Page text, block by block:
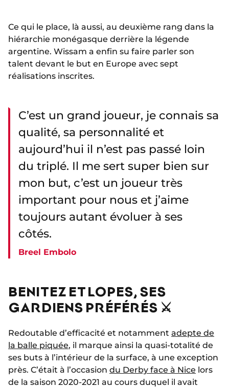
Ce qui le place, là aussi, au deuxième rang dans la
hiérarchie monégasque derrière la légende
argentine. Wissam a enfin su faire parler son
talent devant le but en Europe avec sept
réalisations inscrites.
C’est un grand joueur, je connais sa
qualité, sa personnalité et
aujourd’hui il n’est pas passé loin
du triplé. Il me sert super bien sur
mon but, c’est un joueur très
important pour nous et j’aime
toujours autant évoluer à ses
côtés.
Breel Embolo
BENITEZ ET LOPES, SES
GARDIENS PRÉFÉRÉS ⚔️
Redoutable d’efficacité et notamment adepte de
la balle piquée, il marque ainsi la quasi-totalité de
ses buts à l’intérieur de la surface, à une exception
près. C’était à l’occasion du Derby face à Nice lors
de la saison 2020-2021 au cours duquel il avait